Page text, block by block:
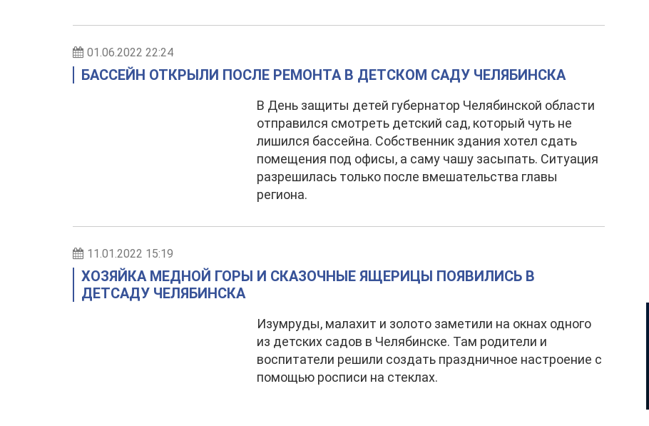
01.06.2022 22:24
БАССЕЙН ОТКРЫЛИ ПОСЛЕ РЕМОНТА В ДЕТСКОМ САДУ ЧЕЛЯБИНСКА
В День защиты детей губернатор Челябинской области
отправился смотреть детский сад, который чуть не
лишился бассейна. Собственник здания хотел сдать
помещения под офисы, а саму чашу засыпать. Ситуация
разрешилась только после вмешательства главы
региона.
11.01.2022 15:19
ХОЗЯЙКА МЕДНОЙ ГОРЫ И СКАЗОЧНЫЕ ЯЩЕРИЦЫ ПОЯВИЛИСЬ В
ДЕТСАДУ ЧЕЛЯБИНСКА
Изумруды, малахит и золото заметили на окнах одного
из детских садов в Челябинске. Там родители и
воспитатели решили создать праздничное настроение с
помощью росписи на стеклах.